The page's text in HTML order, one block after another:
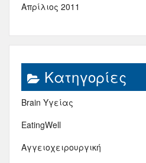
Απρίλιος 2011
Kατηγορίες
Brain Υγείας
EatingWell
Αγγειοχειρουργική